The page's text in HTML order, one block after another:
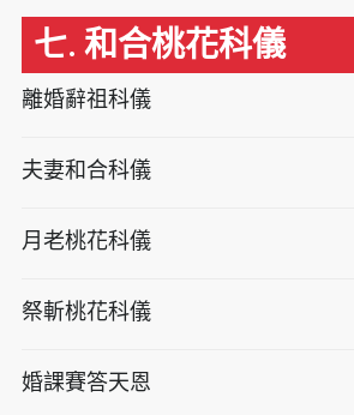
七. 和合桃花科儀
離婚辭祖科儀
夫妻和合科儀
月老桃花科儀
祭斬桃花科儀
婚課賽答天恩